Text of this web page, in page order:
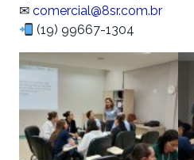
✉ comercial@8sr.com.br
(19) 99667-1304